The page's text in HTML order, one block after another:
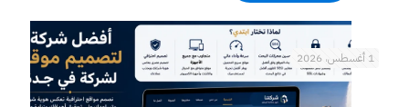
1 أغسطس، 2026